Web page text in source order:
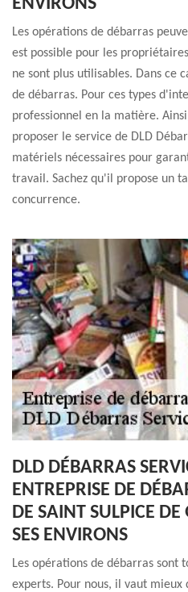
ENVIRONS
Les opérations de débarras
est possible pour les
ne sont plus utilisables. Dans ce
de débarras. Pour ces types
professionnel en la matière.
proposer le service de DLD
matériels nécessaires pour
travail. Sachez qu'il propose un
concurrence.
DLD DÉBARRAS
ENTREPRISE DE
DE SAINT SULPICE
SES ENVIRONS
Les opérations de débarras sont
experts. Pour nous, il vaut